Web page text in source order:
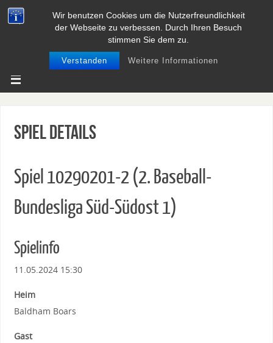
Wir benutzen Cookies um die Nutzerfreundlichkeit
der Webseite zu verbessen. Durch Ihren Besuch
stimmen Sie dem zu.
Verstanden Weitere Informationen
BASEBALL UND SOFTBALL IN
NIEDERSACHSEN
Spiel Details
Spiel 10290201-2 (2. Baseball-
Bundesliga Süd-Südost 1)
Spielinfo
11.05.2024 15:30
Heim
Baldham Boars
Gast